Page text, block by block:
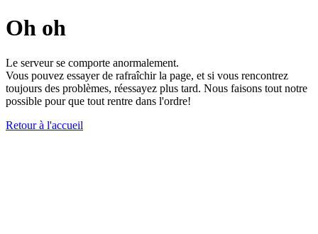
Oh oh
Le serveur se comporte anormalement.
Vous pouvez essayer de rafraîchir la page, et si vous rencontrez
toujours des problèmes, réessayez plus tard. Nous faisons tout notre
possible pour que tout rentre dans l'ordre!
Retour à l'accueil